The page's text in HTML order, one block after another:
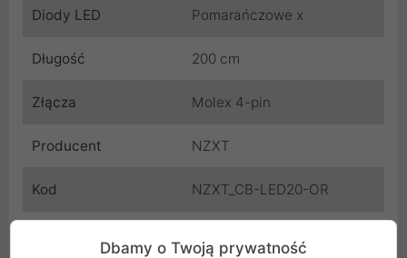
Diody LED Pomarańczowe x
Długość 200 cm
Złącza Molex 4-pin
Producent NZXT
Kod NZXT_CB-LED20-OR
Dbamy o Twoją prywatność